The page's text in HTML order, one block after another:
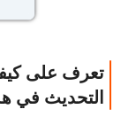
تعرف على
التحديث في